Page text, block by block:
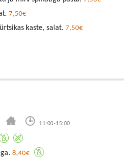
7,50€
kaste, salat. 7,50€
11:00-15:00
8,40€